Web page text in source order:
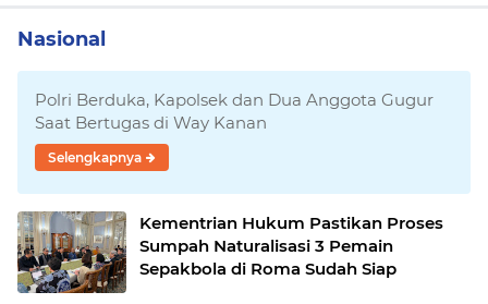
Nasional
Polri Berduka, Kapolsek dan Dua Anggota Gugur
Saat Bertugas di Way Kanan
Selengkapnya
Kementrian Hukum Pastikan Proses
Sumpah Naturalisasi 3 Pemain
Sepakbola di Roma Sudah Siap